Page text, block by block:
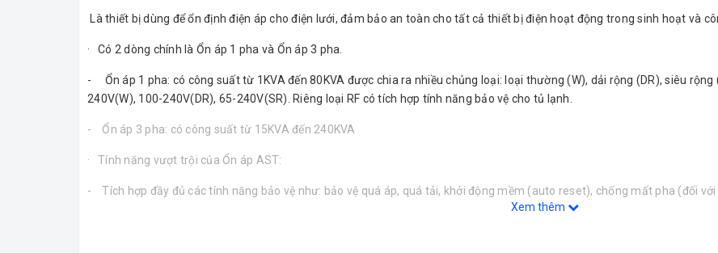
Là thiết bị dùng để ổn định điện áp cho điện lưới, đảm bảo an toàn cho tất cả thiết bị điện hoạt động trong sinh hoạt và
· Có 2 dòng chính là Ổn áp 1 pha và Ổn áp 3 pha.
- Ổn áp 1 pha: có công suất từ 1KVA đến 80KVA được chia ra nhiều chủng loại: loại thường (W), dải rộng (DR), siêu
240V(W), 100-240V(DR), 65-240V(SR). Riêng loại RF có tích hợp tính năng bảo vệ cho tủ lạnh.
- Ổn áp 3 pha: có công suất từ 15KVA đến 240KVA
· Tính năng vượt trội của Ổn áp AST:
- Tích hợp đầy đủ các tính năng bảo vệ như: bảo vệ quá áp, quá tải, khởi động mềm (auto reset), chống mất pha (đối với
Xem thêm